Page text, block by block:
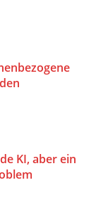
KI, aber ein